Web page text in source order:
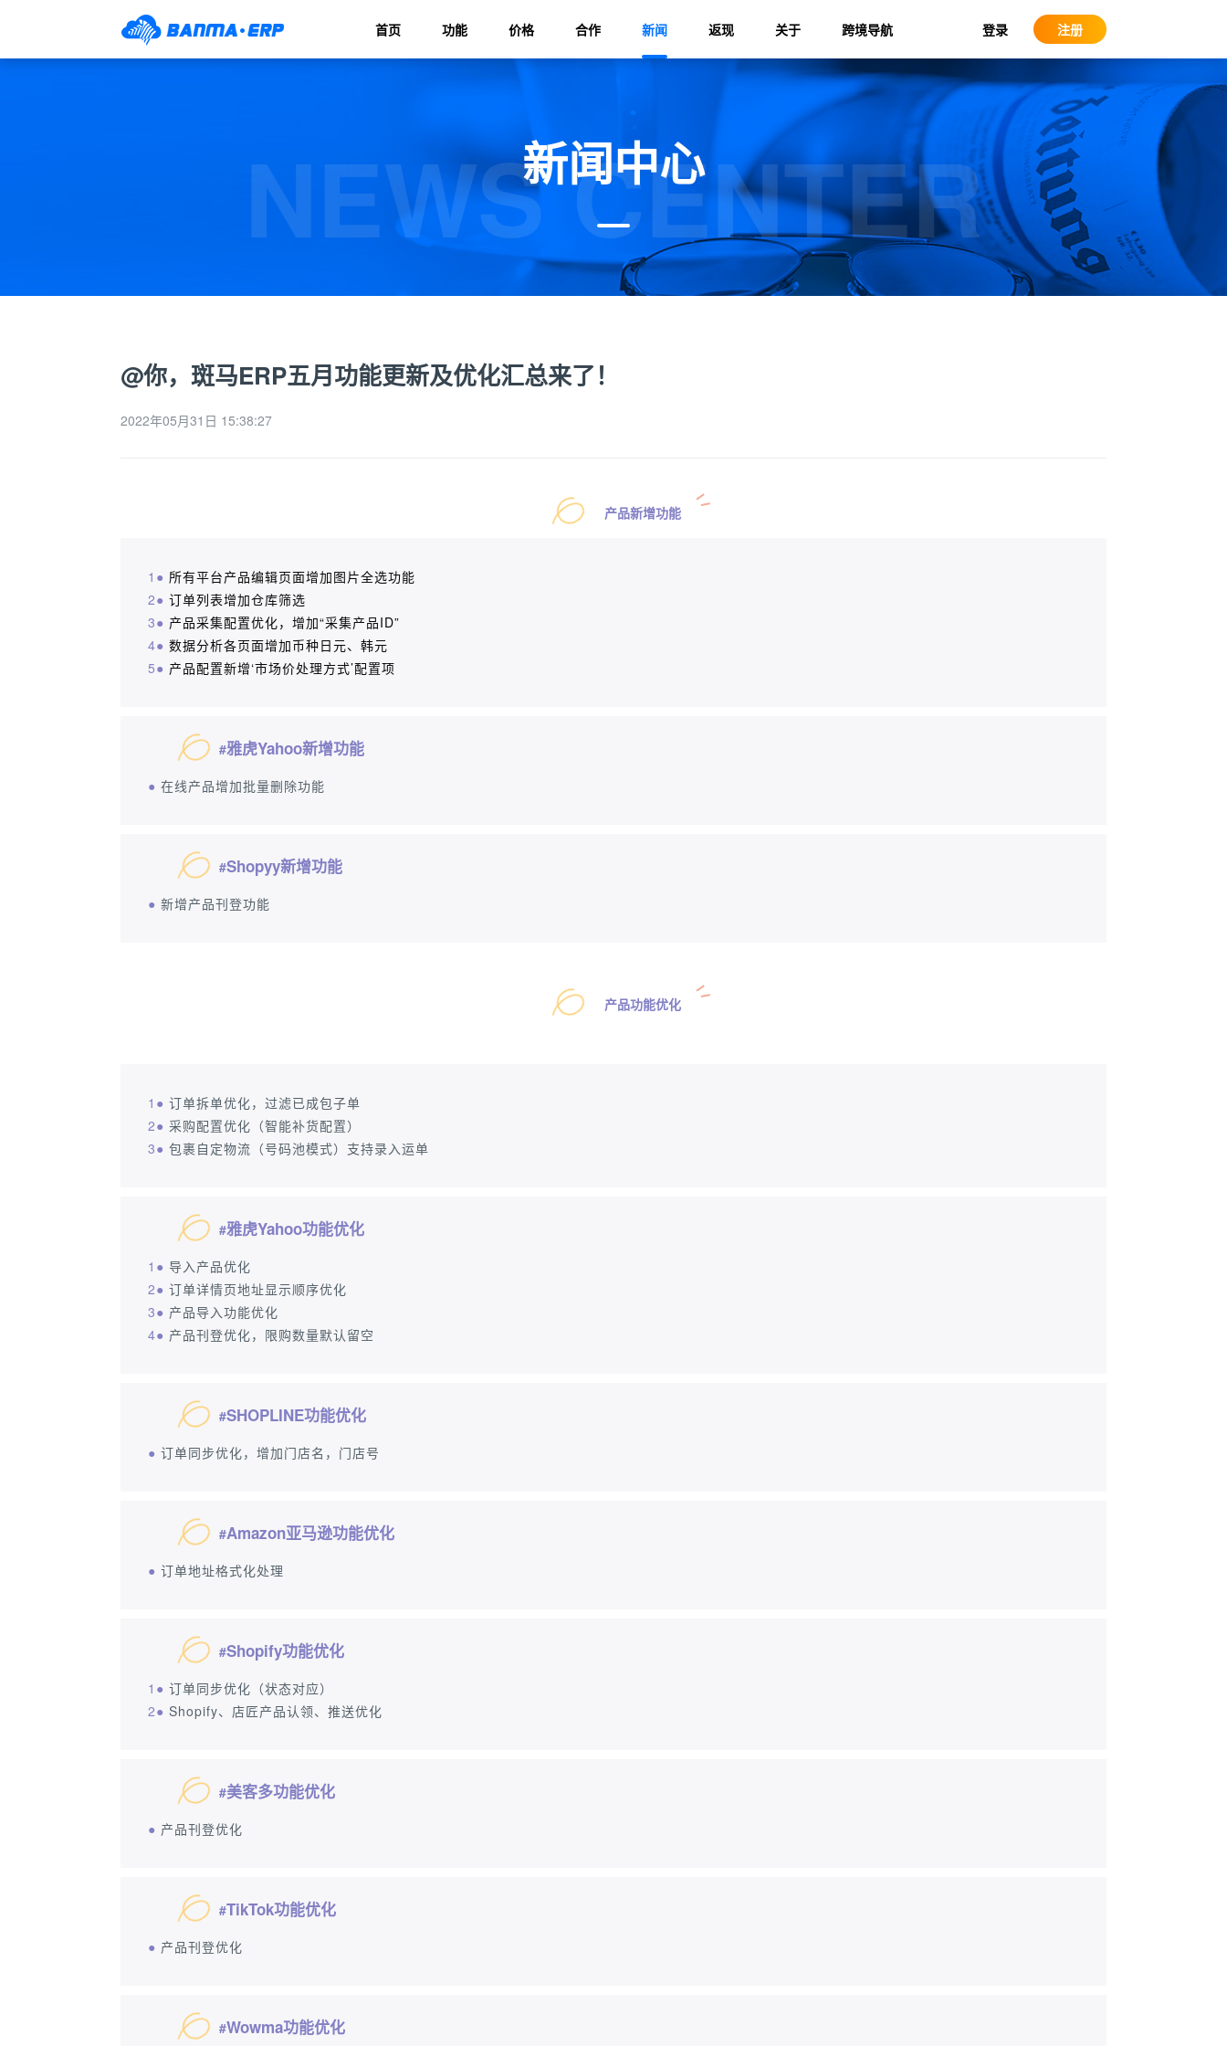
首页 功能 价格 合作 新闻 返现 关于 跨境导航 登录 注册
NEWS CENTER
新闻中心
@你，斑马ERP五月功能更新及优化汇总来了！
2022年05月31日 15:38:27
产品新增功能
1● 所有平台产品编辑页面增加图片全选功能
2● 订单列表增加仓库筛选
3● 产品采集配置优化，增加“采集产品ID”
4● 数据分析各页面增加币种日元、韩元
5● 产品配置新增‘市场价处理方式’配置项
#雅虎Yahoo新增功能
● 在线产品增加批量删除功能
#Shopyy新增功能
● 新增产品刊登功能
产品功能优化
1● 订单拆单优化，过滤已成包子单
2● 采购配置优化（智能补货配置）
3● 包裹自定物流（号码池模式）支持录入运单
#雅虎Yahoo功能优化
1● 导入产品优化
2● 订单详情页地址显示顺序优化
3● 产品导入功能优化
4● 产品刊登优化，限购数量默认留空
#SHOPLINE功能优化
● 订单同步优化，增加门店名，门店号
#Amazon亚马逊功能优化
● 订单地址格式化处理
#Shopify功能优化
1● 订单同步优化（状态对应）
2● Shopify、店匠产品认领、推送优化
#美客多功能优化
● 产品刊登优化
#TikTok功能优化
● 产品刊登优化
#Wowma功能优化